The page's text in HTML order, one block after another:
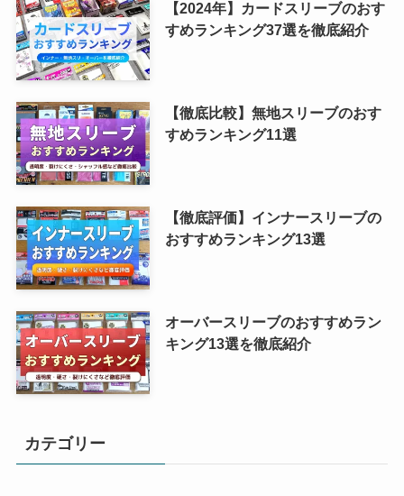
【2024年】カードスリーブのおす
すめランキング37選を徹底紹介
【徹底比較】無地スリーブのおす
すめランキング11選
【徹底評価】インナースリーブの
おすすめランキング13選
オーバースリーブのおすすめラン
キング13選を徹底紹介
カテゴリー